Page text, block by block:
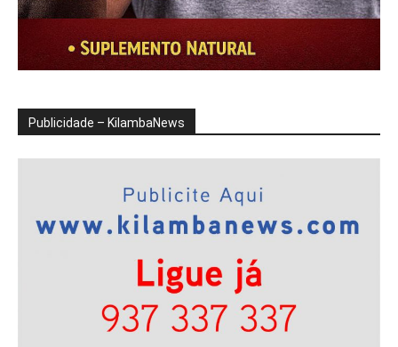
Publicidade – KilambaNews